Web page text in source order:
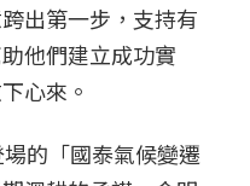
出第一步，支持有
他們建立成功實
心來。
的「國泰氣候變遷